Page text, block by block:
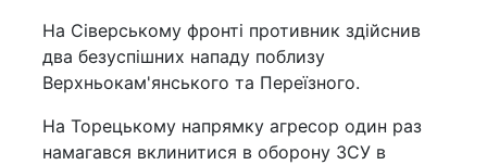
На Сіверському фронті противник здійснив
два безуспішних нападу поблизу
Верхньокам'янського та Переїзного.
На Торецькому напрямку агресор один раз
намагався вклинитися в оборону ЗСУ в